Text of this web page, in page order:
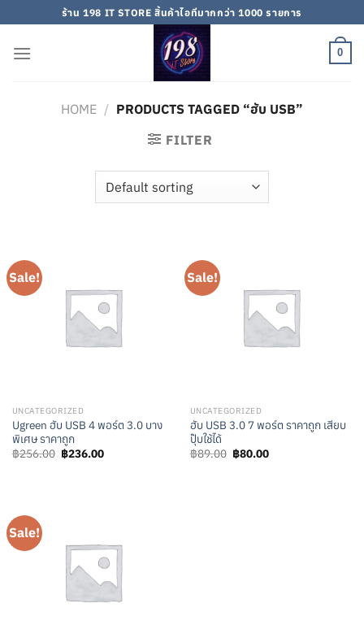
to
content
ร้าน 198 IT STORE สิ้นค้าไอทีมากกว่า 1000 รายการ
0
HOME / PRODUCTS TAGGED “ฮับ USB”
FILTER
Sale!
UNCATEGORIZED
Ugreen ฮับ USB 4 พอร์ต 3.0 บาง
พิเศษ ราคาถูก
฿256.00 Original
price
฿236.00Current
Sale!
UNCATEGORIZED
ฮับ USB 3.0 7 พอร์ต ราคาถูก เสียบ
ปุ๊บใช้ได้
฿89.00 Original
price
฿80.00Current
Sale!